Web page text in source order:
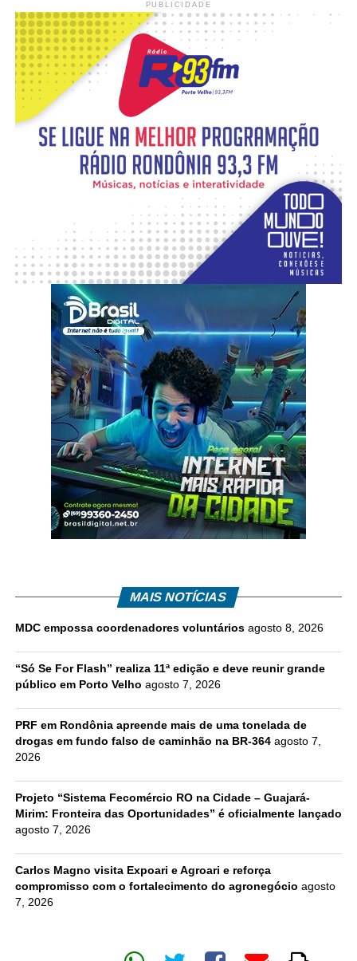
PUBLICIDADE
MAIS NOTÍCIAS
MDC empossa coordenadores voluntários agosto 8, 2026
“Só Se For Flash” realiza 11ª edição e deve reunir grande
público em Porto Velho agosto 7, 2026
PRF em Rondônia apreende mais de uma tonelada de
drogas em fundo falso de caminhão na BR-364 agosto 7,
2026
Projeto “Sistema Fecomércio RO na Cidade – Guajará-
Mirim: Fronteira das Oportunidades” é oficialmente lançado
agosto 7, 2026
Carlos Magno visita Expoari e Agroari e reforça
compromisso com o fortalecimento do agronegócio agosto
7, 2026